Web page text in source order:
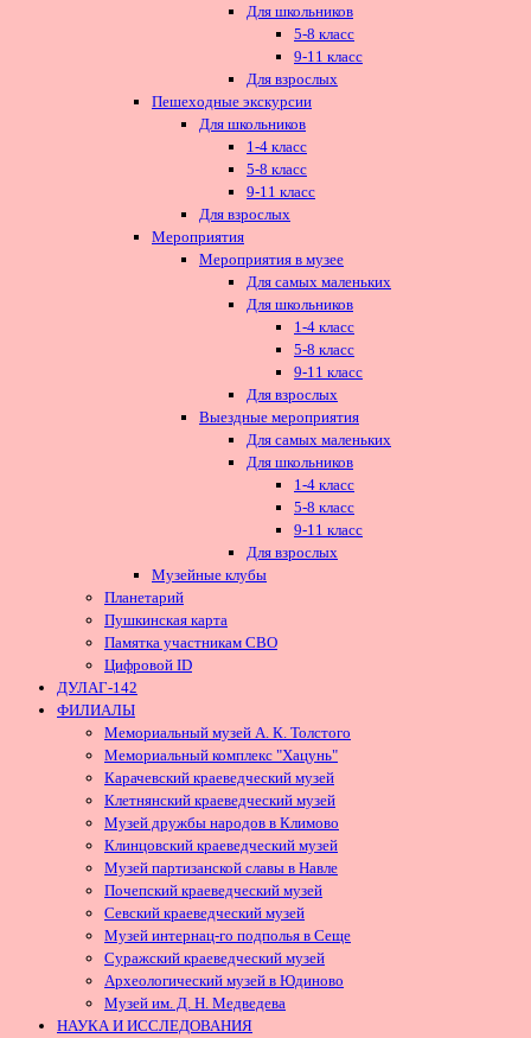
Для школьников
5-8 класс
9-11 класс
Для взрослых
Пешеходные экскурсии
Для школьников
1-4 класс
5-8 класс
9-11 класс
Для взрослых
Мероприятия
Мероприятия в музее
Для самых маленьких
Для школьников
1-4 класс
5-8 класс
9-11 класс
Для взрослых
Выездные мероприятия
Для самых маленьких
Для школьников
1-4 класс
5-8 класс
9-11 класс
Для взрослых
Музейные клубы
Планетарий
Пушкинская карта
Памятка участникам СВО
Цифровой ID
ДУЛАГ-142
ФИЛИАЛЫ
Мемориальный музей А. К. Толстого
Мемориальный комплекс "Хацунь"
Карачевский краеведческий музей
Клетнянский краеведческий музей
Музей дружбы народов в Климово
Клинцовский краеведческий музей
Музей партизанской славы в Навле
Почепский краеведческий музей
Севский краеведческий музей
Музей интернац-го подполья в Сеще
Суражский краеведческий музей
Археологический музей в Юдиново
Музей им. Д. Н. Медведева
НАУКА И ИССЛЕДОВАНИЯ